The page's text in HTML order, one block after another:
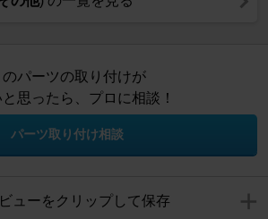
のパーツの取り付けが
思ったら、プロに相談！
パーツ取り付け相談
ューをクリップして保存